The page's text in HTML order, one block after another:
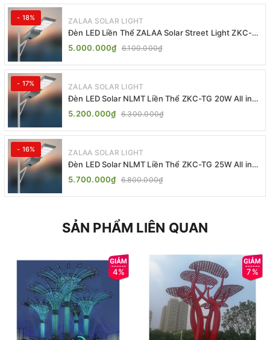
- 18% ZALAA SOLAR LIGHT
Đèn LED Liền Thể ZALAA Solar Street Light ZKC-
TG 20W 25W 30W All In One
5.000.000₫ 6.100.000₫
- 17% ZALAA SOLAR LIGHT
Đèn LED Solar NLMT Liền Thể ZKC-TG 20W All in
One | ZALAA Street Light
5.200.000₫ 6.300.000₫
- 16% ZALAA SOLAR LIGHT
Đèn LED Solar NLMT Liền Thể ZKC-TG 25W All in
One | ZALAA Street Light
5.700.000₫ 6.800.000₫
SẢN PHẨM LIÊN QUAN
4% 7%